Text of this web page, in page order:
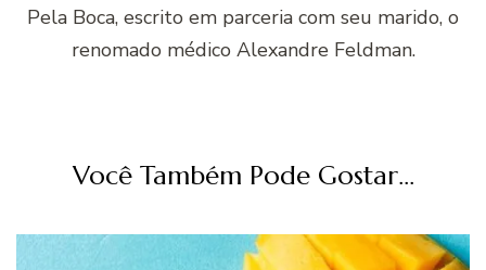
Pela Boca, escrito em parceria com seu marido, o
renomado médico Alexandre Feldman.
Você Também Pode Gostar...